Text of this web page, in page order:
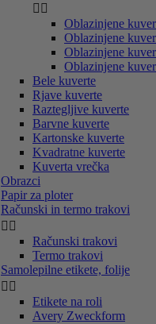
 
Oblazinjene
Oblazinjene
Oblazinjene
Oblazinjene
Bele kuverte
Rjave kuverte
Raztegljive kuverte
Barvne kuverte
Kartonske kuverte
Kvadratne kuverte
Kuverta vrečka
Obrazci
Papir za ploter
Računski in termo trakovi
 
Računski trakovi
Termo trakovi
Samolepilne etikete, folije
 
Etikete na roli
Avery Zweckform